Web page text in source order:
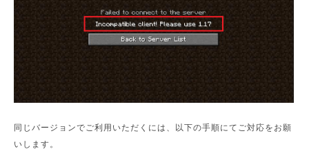
同じバージョンでご利用いただくには、以下の手順にてご対応をお願
いします。